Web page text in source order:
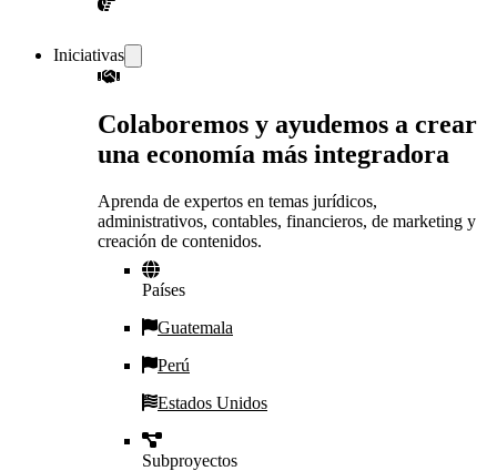
Iniciativas
Colaboremos y ayudemos a crear
una economía más integradora
Aprenda de expertos en temas jurídicos,
administrativos, contables, financieros, de marketing y
creación de contenidos.
Países
Guatemala
Perú
Estados Unidos
Subproyectos